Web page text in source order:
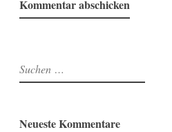
Suchen
nach:
Neueste Kommentare